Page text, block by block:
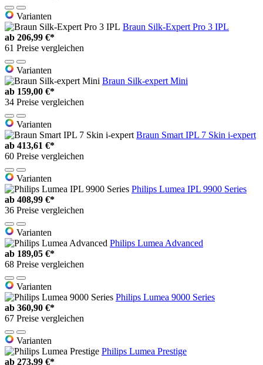
Varianten
Braun Silk-Expert Pro 3 IPL
ab 206,99 €*
61 Preise vergleichen
Varianten
Braun Silk-expert Mini
ab 159,00 €*
34 Preise vergleichen
Varianten
Braun Smart IPL 7 Skin i-expert
ab 413,61 €*
60 Preise vergleichen
Varianten
Philips Lumea IPL 9900 Series
ab 408,99 €*
36 Preise vergleichen
Varianten
Philips Lumea Advanced
ab 189,05 €*
68 Preise vergleichen
Varianten
Philips Lumea 9000 Series
ab 360,90 €*
67 Preise vergleichen
Varianten
Philips Lumea Prestige
ab 273,99 €*